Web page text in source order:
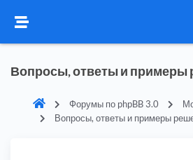
Вопросы, ответы и примеры
Форумы по phpBB 3.0
Вопросы, ответы и примеры